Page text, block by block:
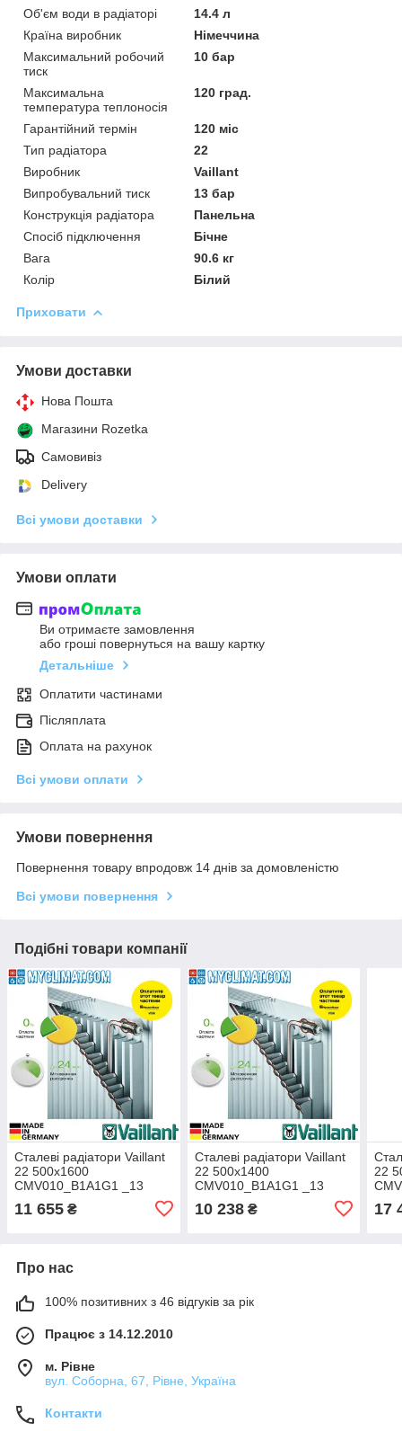
Об'єм води в радіаторі
14.4 л
Країна виробник
Німеччина
Максимальний робочий
тиск
10 бар
Максимальна
температура теплоносія
120 град.
Гарантійний термін
120 міс
Тип радіатора
22
Виробник
Vaillant
Випробувальний тиск
13 бар
Конструкція радіатора
Панельна
Спосіб підключення
Бічне
Вага
90.6 кг
Колір
Білий
Приховати
Умови доставки
Нова Пошта
Магазини Rozetka
Самовивіз
Delivery
Всі умови доставки
Умови оплати
Ви отримаєте замовлення
або гроші повернуться на вашу картку
Детальніше
Оплатити частинами
Післяплата
Оплата на рахунок
Всі умови оплати
Умови повернення
Повернення товару впродовж 14 днів за домовленістю
Всі умови повернення
Подібні товари компанії
Сталеві радіатори Vaillant
22 500x1600
CMV010_B1A1G1 _13
11 655 ₴
Сталеві радіатори Vaillant
22 500x1400
CMV010_B1A1G1 _13
10 238₴
22
17
Про нас
100% позитивних з 46 відгуків за рік
Працює з 14.12.2010
м. Рівне
вул. Соборна, 67, Рівне, Україна
Контакти